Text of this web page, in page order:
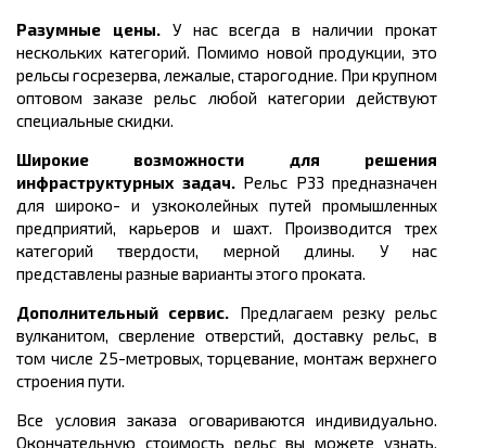
Разумные цены. У нас всегда в наличии прокат
нескольких категорий. Помимо новой продукции, это
рельсы госрезерва, лежалые, старогодние. При крупном
оптовом заказе рельс любой категории действуют
специальные скидки.
Широкие возможности для решения
инфраструктурных задач. Рельс Р33 предназначен
для широко- и узкоколейных путей промышленных
предприятий, карьеров и шахт. Производится трех
категорий твердости, мерной длины. У нас
представлены разные варианты этого проката.
Дополнительный сервис. Предлагаем резку рельс
вулканитом, сверление отверстий, доставку рельс, в
том числе 25-метровых, торцевание, монтаж верхнего
строения пути.
Все условия заказа оговариваются индивидуально.
Окончательную стоимость рельс вы можете узнать,